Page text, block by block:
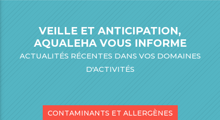
VEILLE ET ANTICIPATION,
AQUALEHA VOUS INFORME
ACTUALITÉS RÉCENTES DANS VOS DOMAINES
D'ACTIVITÉS
CONTAMINANTS ET ALLERGÈNES